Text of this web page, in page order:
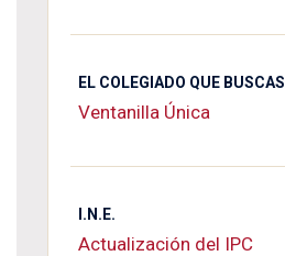
EL COLEGIADO QUE BUSCAS
Ventanilla Única
I.N.E.
Actualización del IPC